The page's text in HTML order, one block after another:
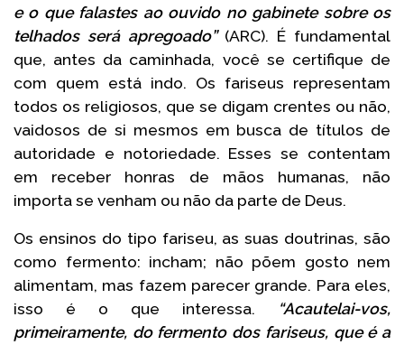
e o que falastes ao ouvido no gabinete sobre os
telhados será apregoado”(ARC). É fundamental
que, antes da caminhada, você se certifique de
com quem está indo. Os fariseus representam
todos os religiosos, que se digam crentes ou não,
vaidosos de si mesmos em busca de títulos de
autoridade e notoriedade. Esses se contentam
em receber honras de mãos humanas, não
importa se venham ou não da parte de Deus.
Os ensinos do tipo fariseu, as suas doutrinas, são
como fermento: incham; não põem gosto nem
alimentam, mas fazem parecer grande. Para eles,
isso é o que interessa.
“Acautelai-vos,
primeiramente, do fermento dos fariseus, que é a